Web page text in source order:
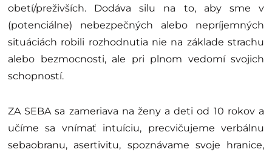
obetí/preživších. Dodáva silu na to, aby sme v
(potenciálne) nebezpečných alebo nepríjemných
situáciách robili rozhodnutia nie na základe strachu
alebo bezmocnosti, ale pri plnom vedomí svojich
schopností.
ZA SEBA sa zameriava na ženy a deti od 10 rokov a
učíme sa vnímať intuíciu, precvičujeme verbálnu
sebaobranu, asertivitu, spoznávame svoje hranice,